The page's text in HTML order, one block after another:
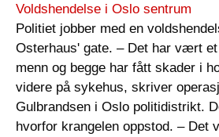
Voldshendelse i Oslo sentrum
Politiet jobber med en
Osterhaus' gate. – Det har vært
menn og begge har fått skader i
videre på sykehus, skriver
Gulbrandsen i Oslo politidistrikt.
hvorfor krangelen oppstod. – Det